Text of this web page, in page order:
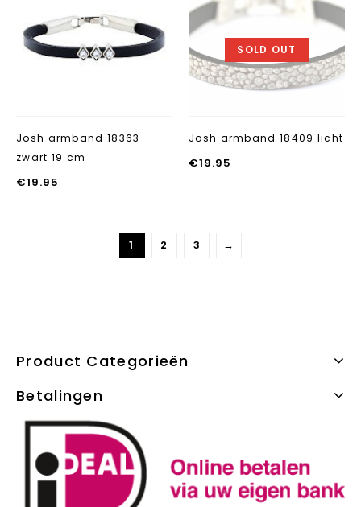
Josh armband 18363
zwart 19 cm
€19.95
SOLD OUT
Josh armband 18409 licht
€19.95
1 2 3 →
Product Categorieën
Betalingen